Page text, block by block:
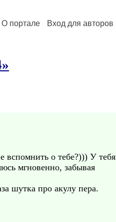
О портале Вход для авторов
вспомнить о тебе?))) У тебя
мгновенно, забывая
шутка про акулу пера.